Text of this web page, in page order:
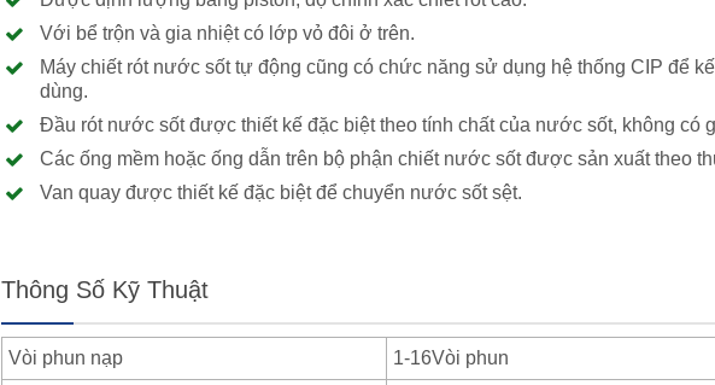
Với bể trộn và gia nhiệt có lớp vỏ đôi ở trên.
Máy chiết rót nước sốt tự động cũng có chức năng sử dụng hệ thống CIP để
dùng.
Đầu rót nước sốt được thiết kế đặc biệt theo tính chất của nước sốt, không có
Các ống mềm hoặc ống dẫn trên bộ phận chiết nước sốt được sản xuất theo
Van quay được thiết kế đặc biệt để chuyển nước sốt sệt.
Thông Số Kỹ Thuật
Vòi phun nạp 1-16Vòi phun